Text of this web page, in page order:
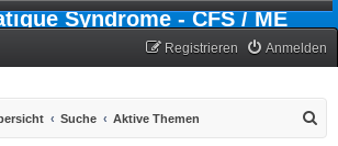
Syndrome - CFS / ME
Anmelden
Registrieren
Suche Aktive Themen